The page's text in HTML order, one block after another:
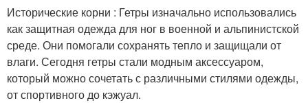
Исторические корни : Гетры изначально использовались
как защитная одежда для ног в военной и альпинистской
среде. Они помогали сохранять тепло и защищали от
влаги. Сегодня гетры стали модным аксессуаром,
который можно сочетать с различными стилями одежды,
от спортивного до кэжуал.